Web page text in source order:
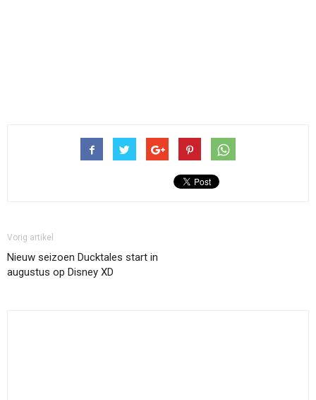
Vorig artikel
Nieuw seizoen Ducktales start in
augustus op Disney XD